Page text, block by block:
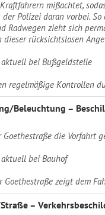
mißachtet,
Polizei daran vorbei.
Radwegen zieht sich
rücksichtslosen
bei Bußgeldstelle
regelmäßige Kontrollen
Beleuchtung –
die Vorfahrt
bei Bauhof
Goethestraße zeigt dem
–